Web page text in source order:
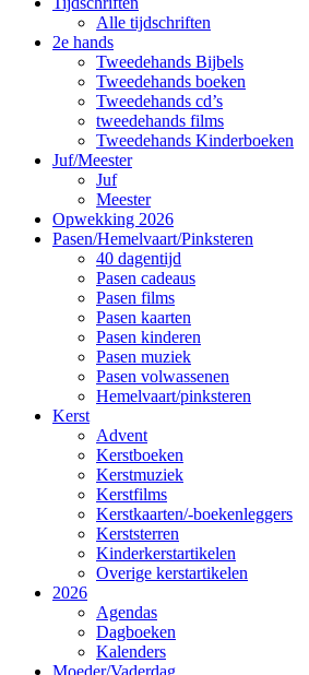
Alle tijdschriften
2e hands
Tweedehands Bijbels
Tweedehands boeken
Tweedehands cd’s
tweedehands films
Tweedehands Kinderboeken
Juf/Meester
Juf
Meester
Opwekking 2026
Pasen/Hemelvaart/Pinksteren
40 dagentijd
Pasen cadeaus
Pasen films
Pasen kaarten
Pasen kinderen
Pasen muziek
Pasen volwassenen
Hemelvaart/pinksteren
Kerst
Advent
Kerstboeken
Kerstmuziek
Kerstfilms
Kerstkaarten/-boekenleggers
Kerststerren
Kinderkerstartikelen
Overige kerstartikelen
2026
Agendas
Dagboeken
Kalenders
Moeder/Vaderdag